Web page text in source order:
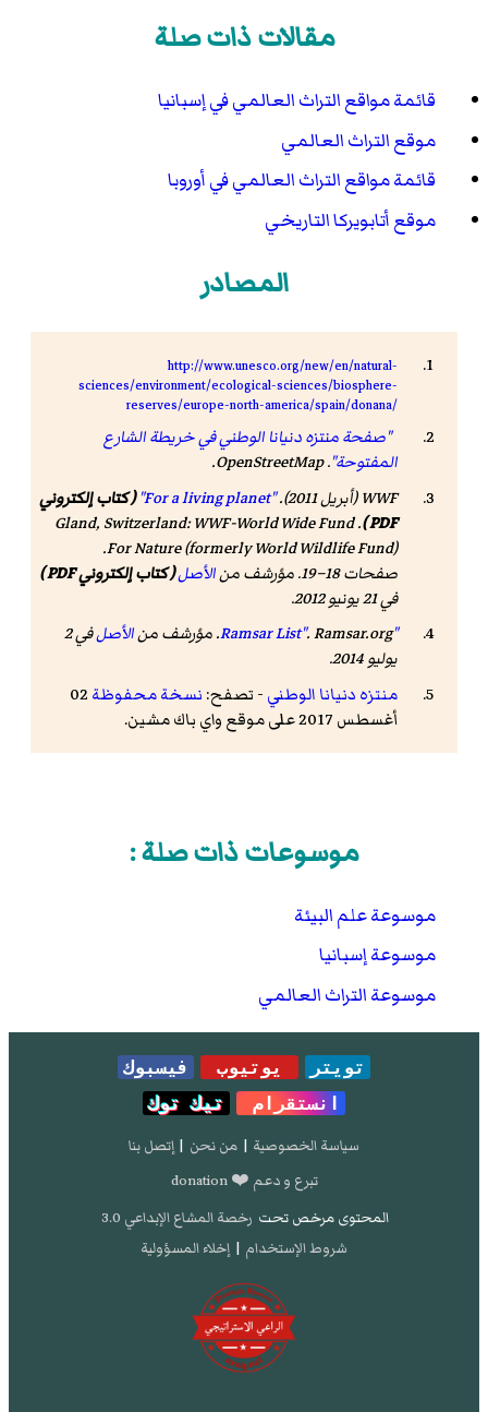
مقالات ذات صلة
قائمة مواقع التراث العالمي في إسبانيا
موقع التراث العالمي
قائمة مواقع التراث العالمي في أوروبا
موقع أتابويركا التاريخي
المصادر
http://www.unesco.org/new/en/natural-
sciences/environment/ecological-sciences/biosphere-
reserves/europe-north-america/spain/donana/
"صفحة منتزه دنيانا الوطني في خريطة الشارع
المفتوحة".
OpenStreetMap
.
WWF (أبريل 2011).
"For a living planet"
( كتاب إلكتروني
PDF )
. Gland, Switzerland: WWF-World Wide Fund
For Nature (formerly World Wildlife Fund).
صفحات 18–19. مؤرشف من
الأصل( كتاب إلكتروني PDF )
في 21 يونيو 2012
.
"Ramsar List". Ramsar.org. مؤرشف من الأصل
في 2
يوليو 2014
.
منتزه دنيانا الوطني - تصفح: نسخة محفوظة 02
أغسطس 2017 على موقع واي باك مشين.
موسوعات ذات صلة :
موسوعة علم البيئة
موسوعة إسبانيا
موسوعة التراث العالمي
تويتر يوتيوب
فيسبوك
انستقرام
تيك توك
سياسة الخصوصية | من نحن | إتصل بنا
تبرع و دعم ❤️ donation
المحتوى مرخص تحت رخصة المشاع الإبداعي 3.0
شروط الإستخدام | إخلاء المسؤولية